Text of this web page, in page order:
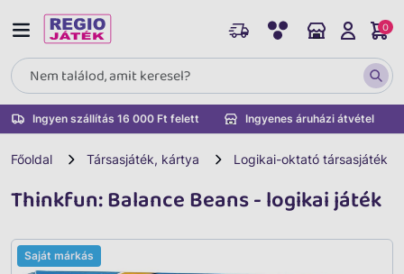
Ingyen szállítás 16 000 Ft felett Ingyenes áruházi átvétel
0
Főoldal Társasjáték, kártya Logikai-oktató társasjáték
Thinkfun: Balance Beans - logikai játék
Saját márkás